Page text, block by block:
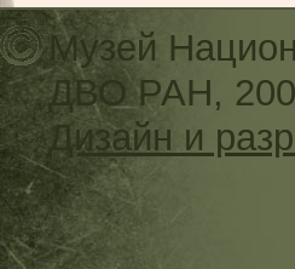
Музей
ДВО РАН,
Дизайн и